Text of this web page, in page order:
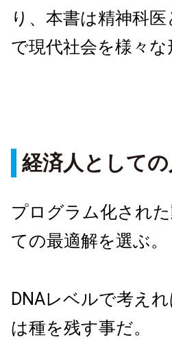
り、本書は精神科
で現代社会を様々
経済人として
プログラム化され
ての最適解を選ぶ。
DNAレベルで考え
は種を残す事だ。